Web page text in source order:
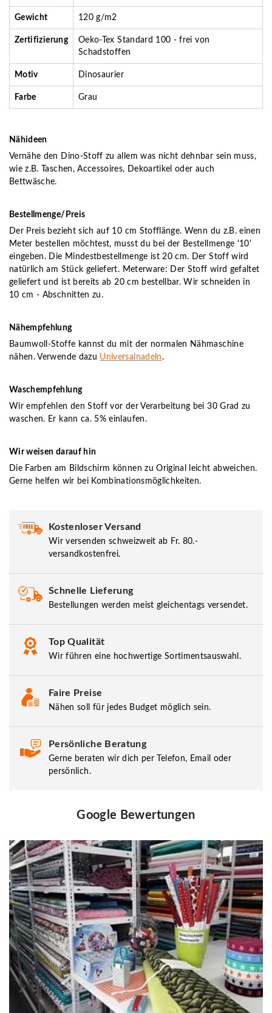
Gewicht 120 g/m2
Zertifizierung
Oeko-Tex Standard 100 - frei von
Schadstoffen
Motiv Dinosaurier
Farbe Grau
Nähideen
Vernähe den Dino-Stoff zu allem was nicht dehnbar sein muss,
wie z.B. Taschen, Accessoires, Dekoartikel oder auch
Bettwäsche.
Bestellmenge/Preis
Der Preis bezieht sich auf 10 cm Stofflänge. Wenn du z.B. einen
Meter bestellen möchtest, musst du bei der Bestellmenge '10'
eingeben. Die Mindestbestellmenge ist 20 cm. Der Stoff wird
natürlich am Stück geliefert. Meterware: Der Stoff wird gefaltet
geliefert und ist bereits ab 20 cm bestellbar. Wir schneiden in
10 cm - Abschnitten zu.
Nähempfehlung
Baumwoll-Stoffe kannst du mit der normalen Nähmaschine
nähen. Verwende dazu Universalnadeln.
Waschempfehlung
Wir empfehlen den Stoff vor der Verarbeitung bei 30 Grad zu
waschen. Er kann ca. 5% einlaufen.
Wir weisen darauf hin
Die Farben am Bildschirm können zu Original leicht abweichen.
Gerne helfen wir bei Kombinationsmöglichkeiten.
Kostenloser Versand
Wir versenden schweizweit ab Fr. 80.-
versandkostenfrei.
Schnelle Lieferung
Bestellungen werden meist gleichentags versendet.
Top Qualität
Wir führen eine hochwertige Sortimentsauswahl.
Faire Preise
Nähen soll für jedes Budget möglich sein.
Persönliche Beratung
Gerne beraten wir dich per Telefon, Email oder
persönlich.
Google Bewertungen